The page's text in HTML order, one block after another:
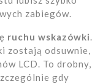
zabiegów.
ruchu wskazówki.
zostają odsuwnie,
LCD. To drobny,
gdy